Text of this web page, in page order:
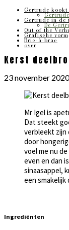
Gertrude
Gertrude in de
De
Out of the
Grafische
Bric-à-brac
over
Kerst
23 november 2020
Mr Igel is
Dat steekt
verbleekt zijn
door
voel me nu
even en dan
sinaasappel,
een smakelijk
Ingrediënten